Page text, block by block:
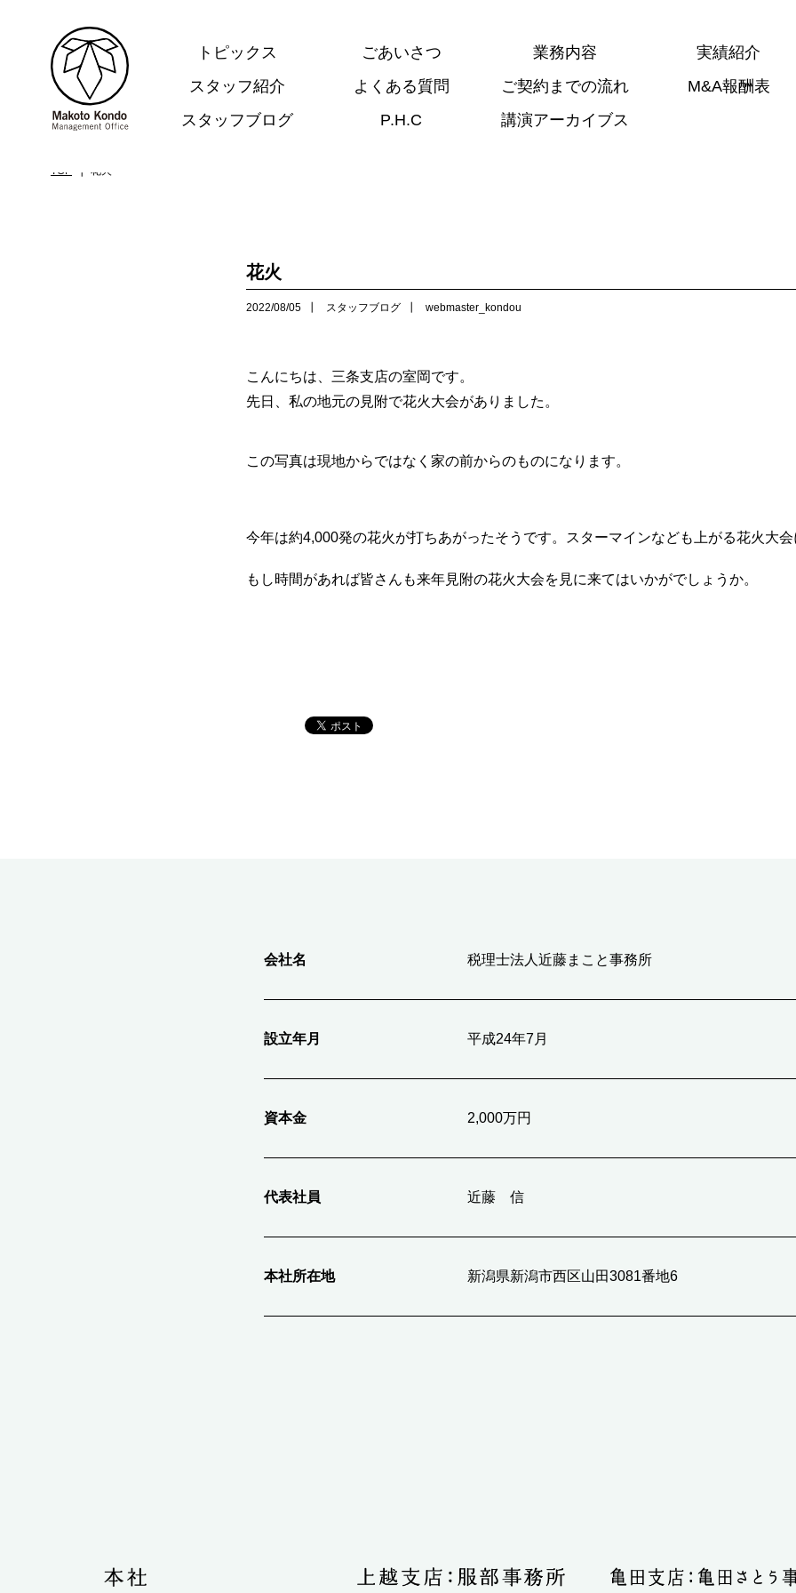
トピックス ごあいさつ 業務内容 実績紹介
スタッフ紹介
よくある質問 ご契約までの流れ M&A報酬表
スタッフブログ
P.H.C 講演アーカイブス
TOP 花火
花火
2022/08/05 スタッフブログ webmaster_kondou
こんにちは、三条支店の室岡です。
先日、私の地元の見附で花火大会がありました。
この写真は現地からではなく家の前からのものになります。
今年は約4,000発の花火が打ちあがったそうです。スターマインなども上がる花火大会
もし時間があれば皆さんも来年見附の花火大会を見に来てはいかがでしょうか。
会社名 税理士法人近藤まこと事務所
設立年月 平成24年7月
資本金 2,000万円
代表社員 近藤 信
本社所在地 新潟県新潟市西区山田3081番地6